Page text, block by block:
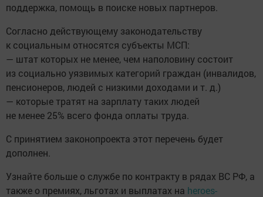
поддержка, помощь в поиске новых партнеров.
Согласно действующему законодательству
к социальным относятся субъекты МСП:
— штат которых не менее, чем наполовину состоит
из социально уязвимых категорий граждан (инвалидов,
пенсионеров, людей с низкими доходами и т. д.)
— которые тратят на зарплату таких людей
не менее 25% всего фонда оплаты труда.
С принятием законопроекта этот перечень будет
дополнен.
Узнайте больше о службе по контракту в рядах ВС РФ, а
также о премиях, льготах и выплатах на heroes-